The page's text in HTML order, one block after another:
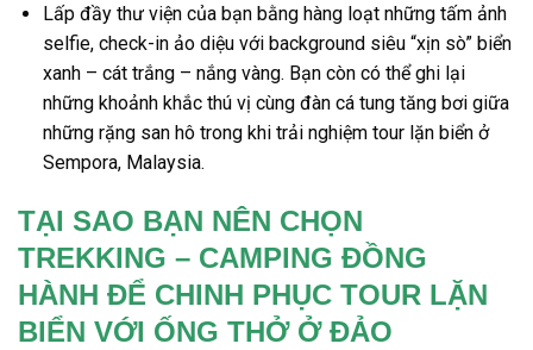
Lấp đầy thư viện của bạn bằng hàng loạt những tấm ảnh
selfie, check-in ảo diệu với background siêu “xịn sò” biển
xanh – cát trắng – nắng vàng. Bạn còn có thể ghi lại
những khoảnh khắc thú vị cùng đàn cá tung tăng bơi giữa
những rặng san hô trong khi trải nghiệmtour lặn biển ở
Sempora, Malaysia.
TẠI SAO BẠN NÊN CHỌN
TREKKING – CAMPING ĐỒNG
HÀNH ĐỂ CHINH PHỤC TOUR LẶN
BIỂN VỚI ỐNG THỞ Ở ĐẢO